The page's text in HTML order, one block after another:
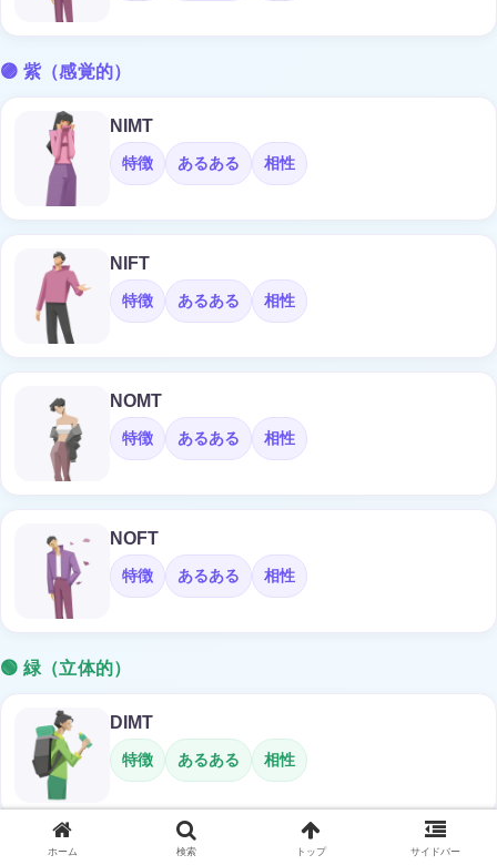
🟣 紫（感覚的）
NIMT
特徴 あるある 相性
NIFT
特徴 あるある 相性
NOMT
特徴 あるある 相性
NOFT
特徴 あるある 相性
🟢 緑（立体的）
DIMT
特徴 あるある 相性
ホーム 検索 トップ サイドバー